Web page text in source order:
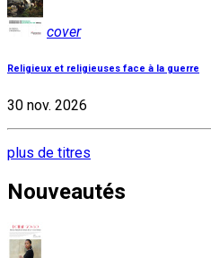
cover
Religieux et religieuses face à la guerre
30 nov. 2026
plus de titres
Nouveautés